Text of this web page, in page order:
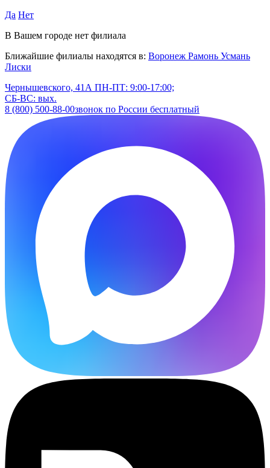
Да Нет
В Вашем городе нет филиала
Ближайшие филиалы находятся в: Воронеж Рамонь Усмань
Лиски
Чернышевского, 41А ПН-ПТ: 9:00-17:00;
СБ-ВС: вых.
8 (800) 500-88-00звонок по России бесплатный